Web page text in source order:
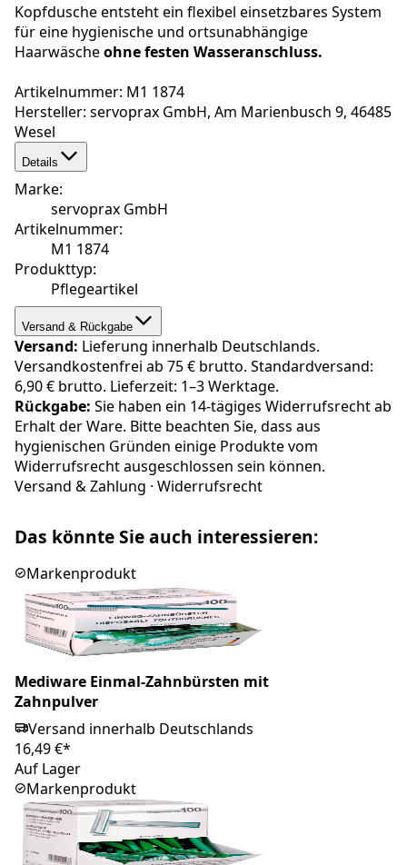
Kopfdusche entsteht ein flexibel einsetzbares System
für eine hygienische und ortsunabhängige
Haarwäscheohne festen Wasseranschluss.
Artikelnummer: M1 1874
Hersteller: servoprax GmbH, Am Marienbusch 9, 46485
Wesel
Details
Marke:
servoprax GmbH
Artikelnummer:
M1 1874
Produkttyp:
Pflegeartikel
Versand & Rückgabe
Versand: Lieferung innerhalb Deutschlands.
Versandkostenfrei ab 75 € brutto. Standardversand:
6,90 € brutto. Lieferzeit: 1–3 Werktage.
Rückgabe: Sie haben ein 14-tägiges Widerrufsrecht ab
Erhalt der Ware. Bitte beachten Sie, dass aus
hygienischen Gründen einige Produkte vom
Widerrufsrecht ausgeschlossen sein können.
Versand & Zahlung · Widerrufsrecht
Das könnte Sie auch interessieren:
Markenprodukt
Mediware Einmal-Zahnbürsten mit
Zahnpulver
Versand innerhalb Deutschlands
16,49 €*
Auf Lager
Markenprodukt